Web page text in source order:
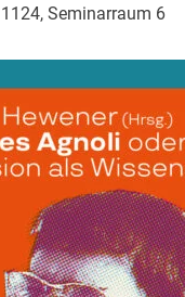
1124, Seminarraum 6